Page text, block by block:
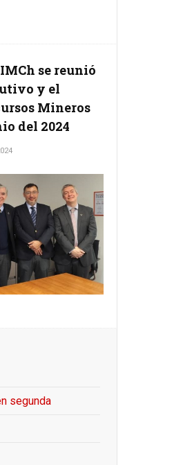
se reunió
y el
Mineros
del 2024
segunda